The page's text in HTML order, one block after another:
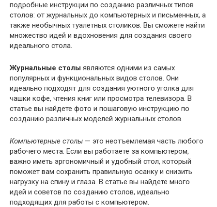
подробные инструкции по созданию различных типов
столов: от журнальных до компьютерных и письменных, а
также необычных туалетных столиков. Вы сможете найти
множество идей и вдохновения для создания своего
идеального стола.
Журнальные столы являются одними из самых
популярных и функциональных видов столов. Они
идеально подходят для создания уютного уголка для
чашки кофе, чтения книг или просмотра телевизора. В
статье вы найдете фото и пошаговую инструкцию по
созданию различных моделей журнальных столов.
Компьютерные столы — это неотъемлемая часть любого
рабочего места. Если вы работаете за компьютером,
важно иметь эргономичный и удобный стол, который
поможет вам сохранить правильную осанку и снизить
нагрузку на спину и глаза. В статье вы найдете много
идей и советов по созданию столов, идеально
подходящих для работы с компьютером.